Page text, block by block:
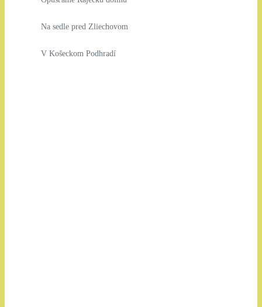
Na sedle pred Zliechovom
V Košeckom Podhradí